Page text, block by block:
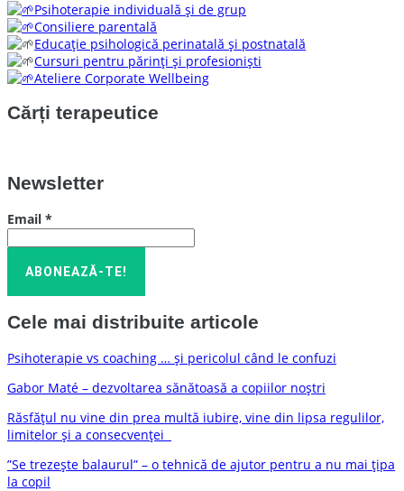
Psihoterapie individuală și de grup
Consiliere parentală
Educație psihologică perinatală și postnatală
Cursuri pentru părinți și profesioniști
Ateliere Corporate Wellbeing
Cărți terapeutice
Newsletter
Email *
Cele mai distribuite articole
Psihoterapie vs coaching … și pericolul când le confuzi
Gabor Maté – dezvoltarea sănătoasă a copiilor noștri
Răsfățul nu vine din prea multă iubire, vine din lipsa regulilor,
limitelor și a consecvenței
”Se trezește balaurul” – o tehnică de ajutor pentru a nu mai țipa
la copil